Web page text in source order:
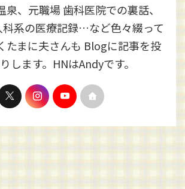
泉、元職場 歯科医院での裏話、
科系の医療記録…など色々綴って
たまに夫さんも Blogに記事を投
します。HNはAndyです。